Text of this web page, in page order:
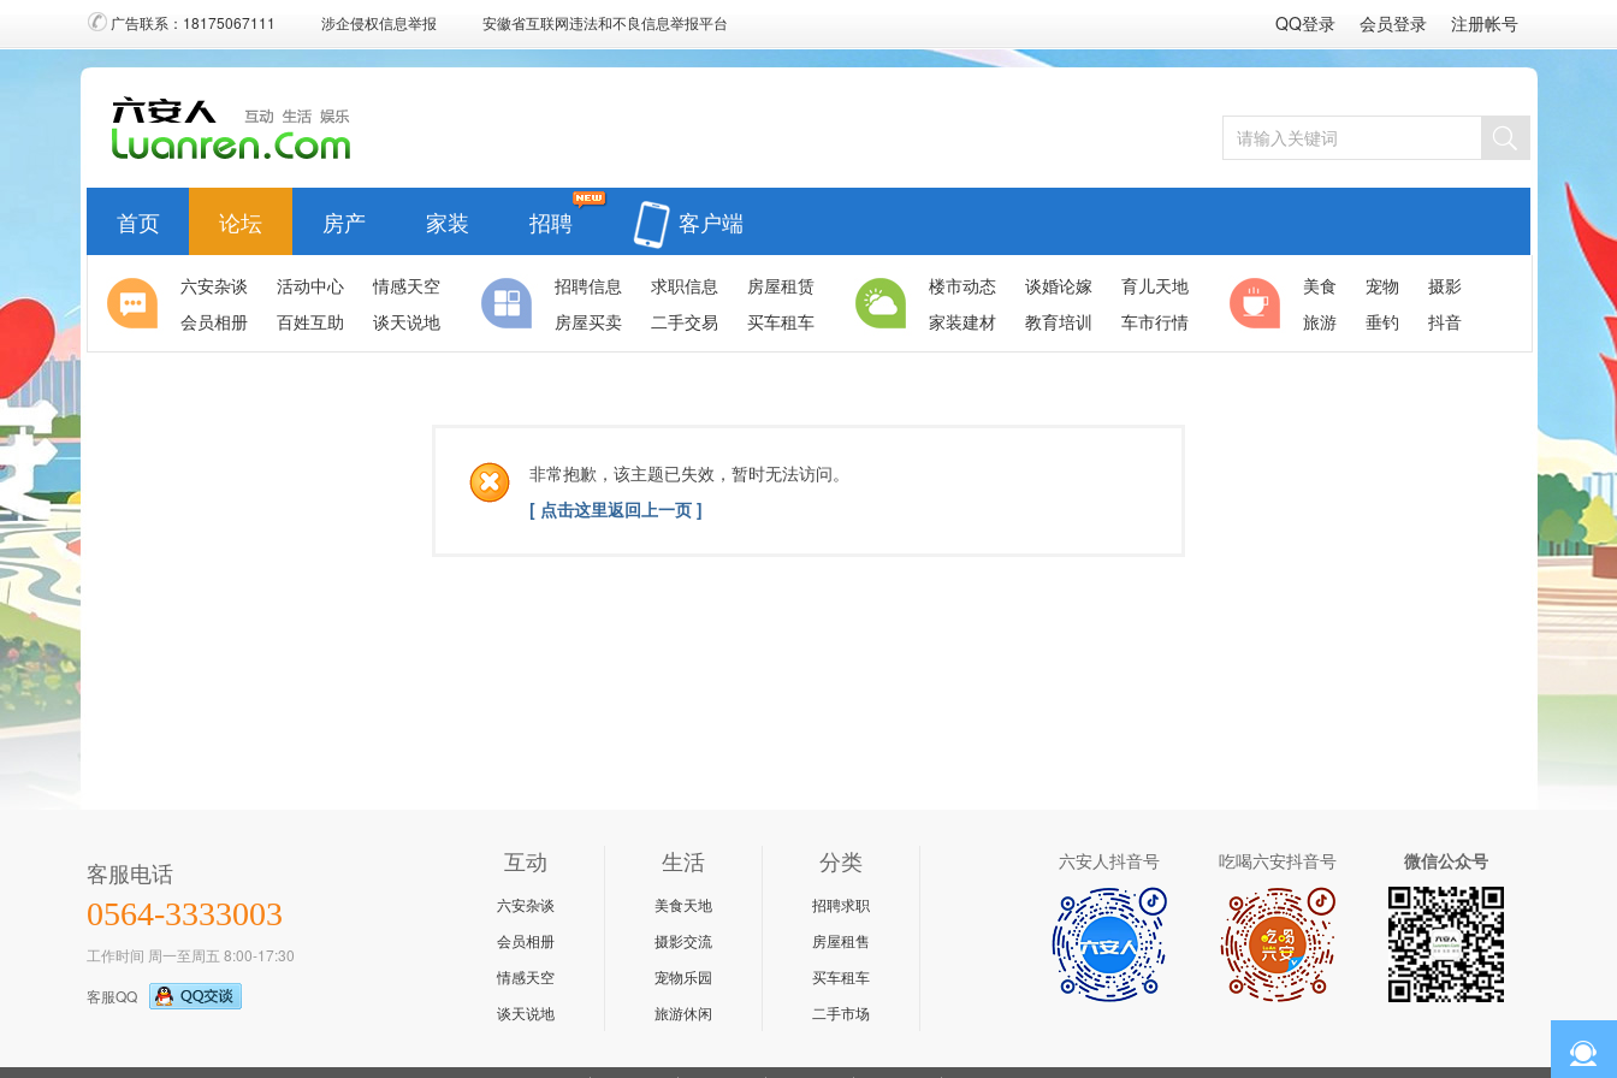
QQ登录 会员登录 注册帐号
广告联系：18175067111 涉企侵权信息举报 安徽省互联网违法和不良信息举报平台
首页 论坛 房产 家装 招聘 客户端
六安杂谈 活动中心
情感天空
会员相册
百姓互助 谈天说地
招聘信息 求职信息
房屋租赁
房屋买卖
二手交易 买车租车
楼市动态 谈婚论嫁
育儿天地
家装建材
教育培训 车市行情
美食 宠物
摄影
旅游
垂钓 抖音
非常抱歉，该主题已失效，暂时无法访问。
[ 点击这里返回上一页 ]
客服电话
0564-3333003
工作时间 周一至周五 8:00-17:30
客服QQ
互动
六安杂谈
会员相册
情感天空
谈天说地
生活
美食天地
摄影交流
宠物乐园
旅游休闲
分类
招聘求职
房屋租售
买车租车
二手市场
六安人抖音号 吃喝六安抖音号 微信公众号